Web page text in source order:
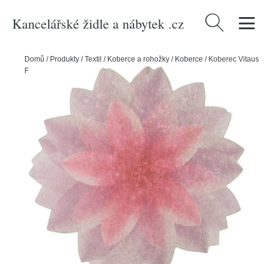
Kancelářské židle a nábytek .cz Vyhledávání
Domů / Produkty /Textil / Koberce a rohožky / Koberce / Koberec Vitaus
Flowerina, ⌀ 80 cm